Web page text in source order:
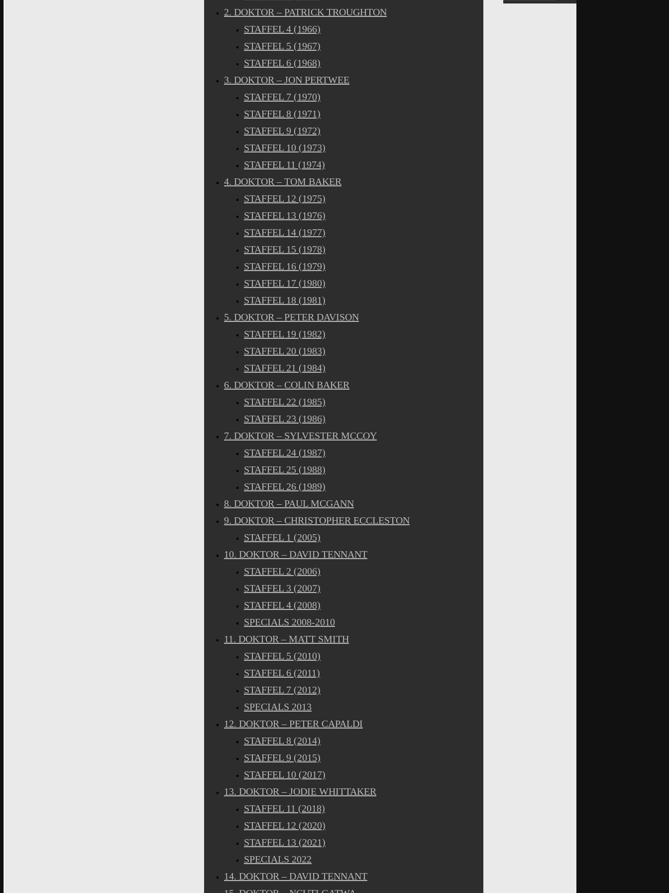
2. DOKTOR – PATRICK TROUGHTON
STAFFEL 4 (1966)
STAFFEL 5 (1967)
STAFFEL 6 (1968)
3. DOKTOR – JON PERTWEE
STAFFEL 7 (1970)
STAFFEL 8 (1971)
STAFFEL 9 (1972)
STAFFEL 10 (1973)
STAFFEL 11 (1974)
4. DOKTOR – TOM BAKER
STAFFEL 12 (1975)
STAFFEL 13 (1976)
STAFFEL 14 (1977)
STAFFEL 15 (1978)
STAFFEL 16 (1979)
STAFFEL 17 (1980)
STAFFEL 18 (1981)
5. DOKTOR – PETER DAVISON
STAFFEL 19 (1982)
STAFFEL 20 (1983)
STAFFEL 21 (1984)
6. DOKTOR – COLIN BAKER
STAFFEL 22 (1985)
STAFFEL 23 (1986)
7. DOKTOR – SYLVESTER MCCOY
STAFFEL 24 (1987)
STAFFEL 25 (1988)
STAFFEL 26 (1989)
8. DOKTOR – PAUL MCGANN
9. DOKTOR – CHRISTOPHER ECCLESTON
STAFFEL 1 (2005)
10. DOKTOR – DAVID TENNANT
STAFFEL 2 (2006)
STAFFEL 3 (2007)
STAFFEL 4 (2008)
SPECIALS 2008-2010
11. DOKTOR – MATT SMITH
STAFFEL 5 (2010)
STAFFEL 6 (2011)
STAFFEL 7 (2012)
SPECIALS 2013
12. DOKTOR – PETER CAPALDI
STAFFEL 8 (2014)
STAFFEL 9 (2015)
STAFFEL 10 (2017)
13. DOKTOR – JODIE WHITTAKER
STAFFEL 11 (2018)
STAFFEL 12 (2020)
STAFFEL 13 (2021)
SPECIALS 2022
14. DOKTOR – DAVID TENNANT